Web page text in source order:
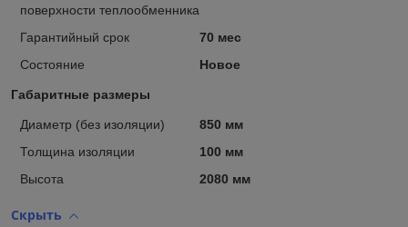
поверхности теплообменника
Гарантийный срок
70 мес
Состояние
Новое
Габаритные размеры
Диаметр (без изоляции)
850 мм
Толщина изоляции
100 мм
Высота
2080 мм
Скрыть